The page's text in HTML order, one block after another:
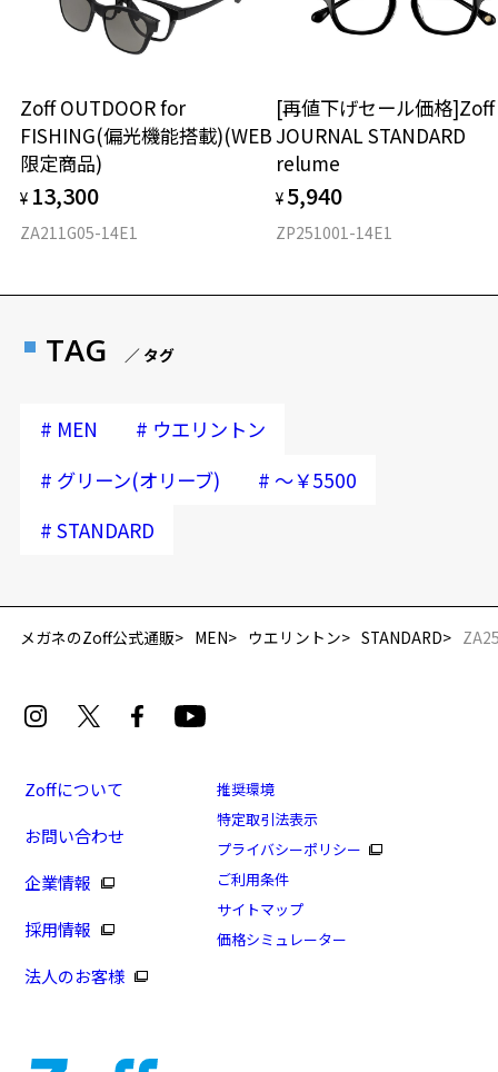
Zoff OUTDOOR for
FISHING(偏光機能搭載)(WEB
限定商品)
¥ 13,300
ZA211G05-14E1
[再値下げセール価格
JOURNAL STANDARD
relume
¥ 5,940
ZP251001-14E1
TAG ／ タグ
# MEN # ウエリントン
# グリーン(オリーブ) # ～￥5500
# STANDARD
メガネのZoff公式通販 MEN ウエリントン STANDARD
Zoffについて
お問い合わせ
企業情報
採用情報
法人のお客様
推奨環境
特定取引法表示
プライバシーポリシー
ご利用条件
サイトマップ
価格シミュレーター